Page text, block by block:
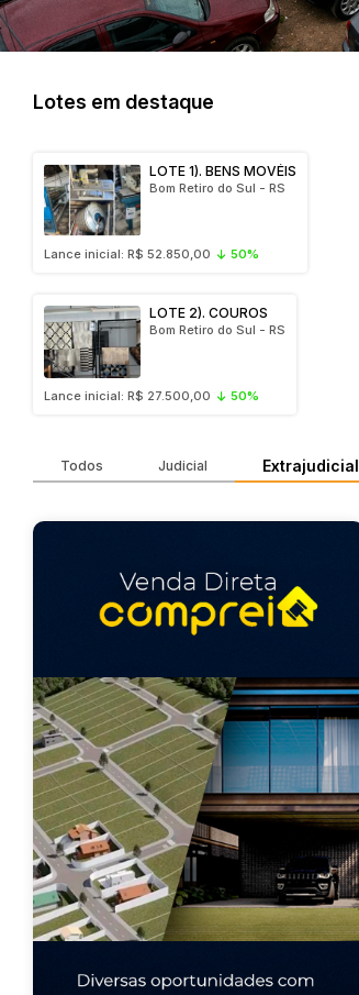
Lotes em destaque
LOTE 1). BENS MOVÉIS
Bom Retiro do Sul - RS
Lance inicial: R$ 52.850,00 50%
LOTE 2). COUROS
Bom Retiro do Sul - RS
Lance inicial: R$ 27.500,00 50%
Todos Judicial Extrajudicial